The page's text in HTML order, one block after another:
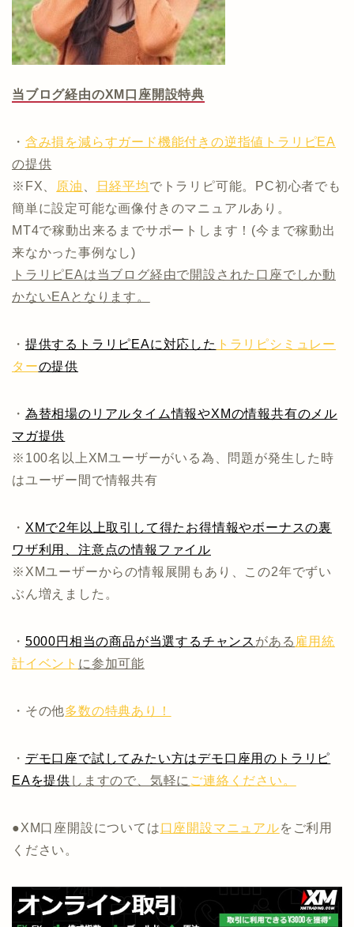
当ブログ経由のXM口座開設特典
・ 含み損を減らすガード機能付きの逆指値トラリピEA
の提供
※FX、
原油 日経平均でトラリピ可能。PC初心者でも
簡単に設定可能な画像付きのマニュアルあり。
MT4で稼動出来るまでサポートします！(今まで稼動出
来なかった事例なし)
トラリピEAは当ブログ経由で開設された口座でしか動
かないEAとなります。
・ 提供するトラリピEAに対応した トラリピシミュレー
ターの提供
・ 為替相場のリアルタイム情報やXMの情報共有のメル
マガ提供
※100名以上XMユーザーがいる為、問題が発生した時
はユーザー間で情報共有
・ XMで2年以上取引して得たお得情報やボーナスの裏
ワザ利用、注意点の情報ファイル
※XMユーザーからの情報展開もあり、この2年でずい
ぶん増えました。
・ 5000円相当の商品が当選するチャンス がある 雇用統
計イベント に参加可能
・その他多数の特典あり！
・ デモ口座で試してみたい方はデモ口座用のトラリピ
EAを提供 しますので、気軽に ご連絡ください。
●XM口座開設については口座開設マニュアルをご利用
ください。